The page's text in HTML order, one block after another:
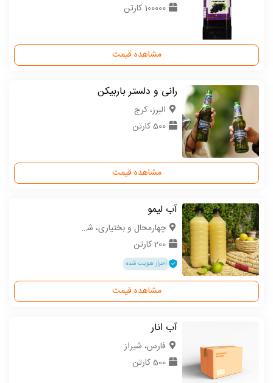
100000 کارتن
مشاهده قیمت
رانی و دلستر باربیکن
البرز، کرج
500 کارتن
مشاهده قیمت
آب لیمو
چهارمحال و بختیاری، شهرکرد
200 کارتن
احراز هویت شده
مشاهده قیمت
آب انار
فارس، شیراز
500 کارتن